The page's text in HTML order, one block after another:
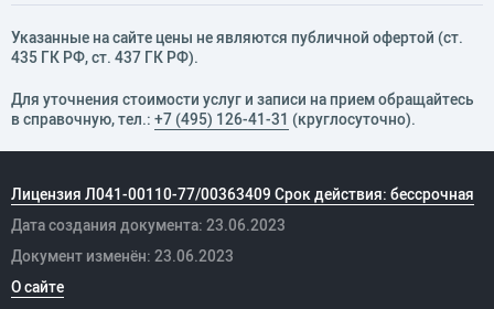
Указанные на сайте цены не являются публичной офертой (ст.
435 ГК РФ, cт. 437 ГК РФ).
Для уточнения стоимости услуг и записи на прием обращайтесь
в справочную, тел.: +7 (495) 126-41-31 (круглосуточно).
Лицензия Л041-00110-77/00363409 Срок действия: бессрочная
Дата создания документа: 23.06.2023
Документ изменён: 23.06.2023
О сайте